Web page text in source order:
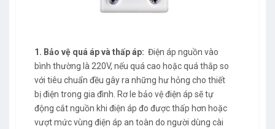
1. Bảo vệ quá áp và thấp áp: Điện áp nguồn vào
bình thường là 220V, nếu quá cao hoặc quá thắp so
với tiêu chuẩn đều gây ra những hư hỏng cho thiết
bị điện trong gia đình. Rơ le bảo vệ điện áp sẽ tự
động cắt nguồn khi điện áp đo được thấp hơn hoặc
vượt mức vùng điện áp an toàn do người dùng cài